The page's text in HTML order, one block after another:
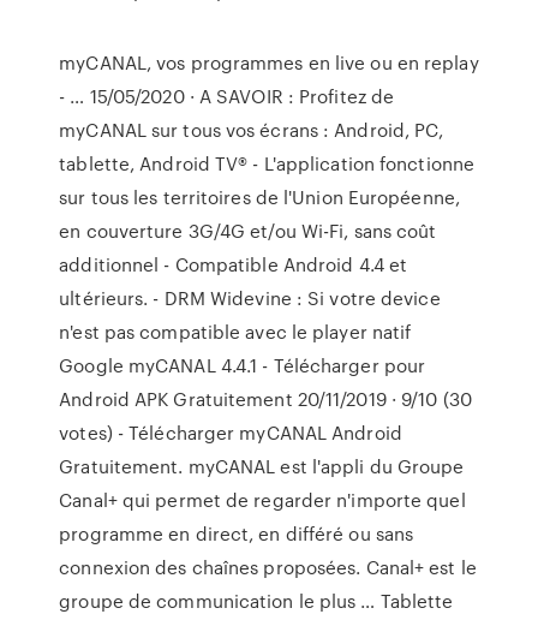
myCANAL, vos programmes en live ou en replay
- … 15/05/2020 · A SAVOIR : Profitez de
myCANAL sur tous vos écrans : Android, PC,
tablette, Android TV® - L'application fonctionne
sur tous les territoires de l'Union Européenne,
en couverture 3G/4G et/ou Wi-Fi, sans coût
additionnel - Compatible Android 4.4 et
ultérieurs. - DRM Widevine : Si votre device
n'est pas compatible avec le player natif
Google myCANAL 4.4.1 - Télécharger pour
Android APK Gratuitement 20/11/2019 · 9/10 (30
votes) - Télécharger myCANAL Android
Gratuitement. myCANAL est l'appli du Groupe
Canal+ qui permet de regarder n'importe quel
programme en direct, en différé ou sans
connexion des chaînes proposées. Canal+ est le
groupe de communication le plus … Tablette